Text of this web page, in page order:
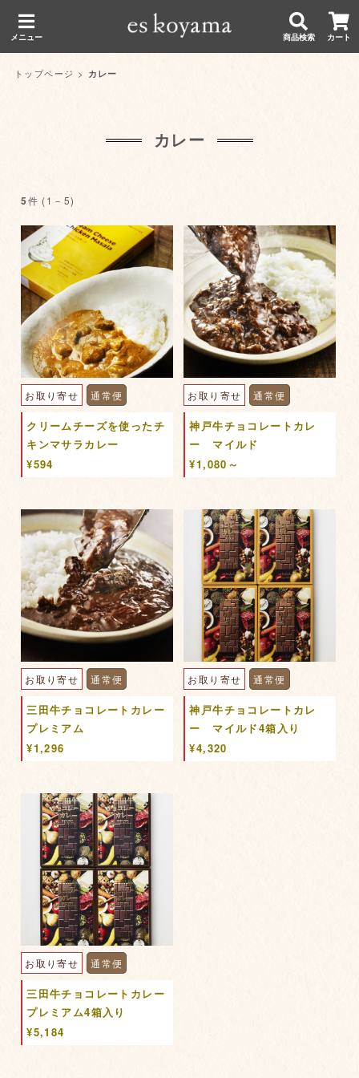
メニュー 商品検索 カート
トップページ > カレー
カレー
5件 (1－5)
お取り寄せ 通常便
クリームチーズを使ったチ
キンマサラカレー
¥594
お取り寄せ 通常便
神戸牛チョコレートカレ
ー マイルド
¥1,080～
お取り寄せ 通常便
三田牛チョコレートカレー
プレミアム
¥1,296
お取り寄せ 通常便
神戸牛チョコレートカレ
ー マイルド4箱入り
¥4,320
お取り寄せ 通常便
三田牛チョコレートカレー
プレミアム4箱入り
¥5,184